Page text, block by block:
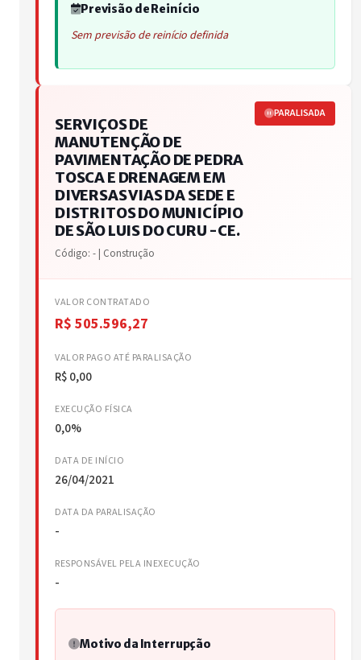
Previsão de Reinício
Sem previsão de reinício definida
SERVIÇOS DE
MANUTENÇÃO DE
PAVIMENTAÇÃO DE PEDRA
TOSCA E DRENAGEM EM
DIVERSAS VIAS DA SEDE E
DISTRITOS DO MUNICÍPIO
DE SÃO LUIS DO CURU -CE.
Código: - | Construção
PARALISADA
VALOR CONTRATADO
R$ 505.596,27
VALOR PAGO ATÉ PARALISAÇÃO
R$ 0,00
EXECUÇÃO FÍSICA
0,0%
DATA DE INÍCIO
26/04/2021
DATA DA PARALISAÇÃO
-
RESPONSÁVEL PELA INEXECUÇÃO
-
Motivo da Interrupção